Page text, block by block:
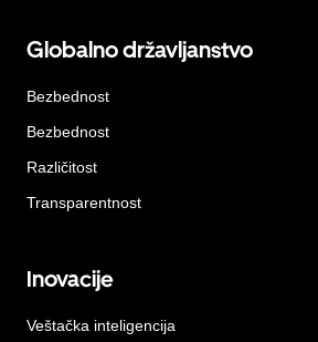
Globalno državljanstvo
Bezbednost
Bezbednost
Različitost
Transparentnost
Inovacije
Veštačka inteligencija